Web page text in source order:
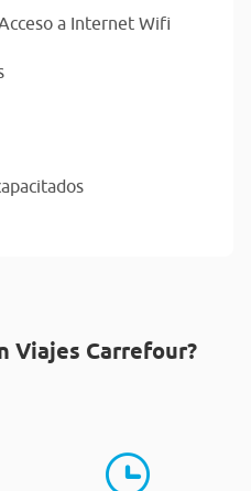
a Internet Wifi
Viajes Carrefour?